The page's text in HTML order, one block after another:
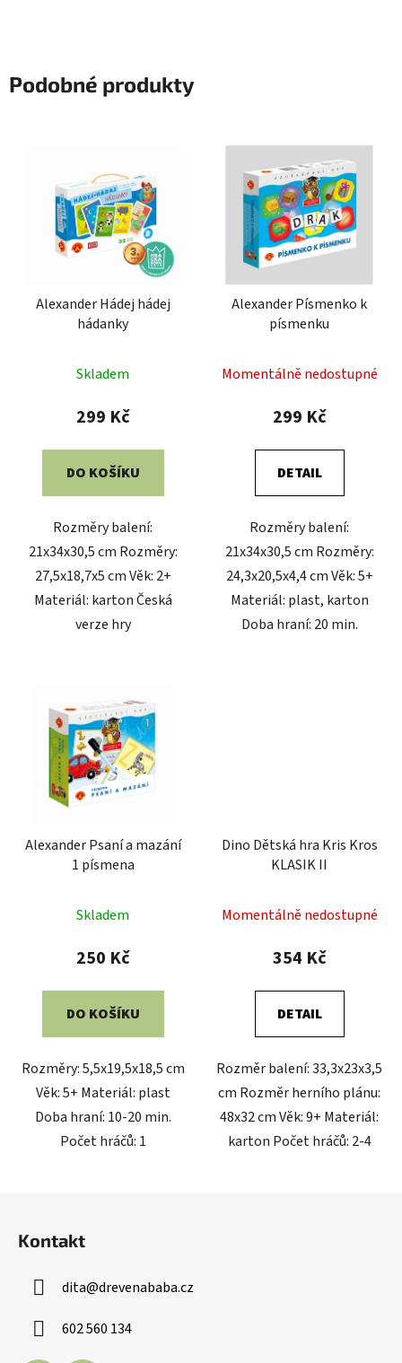
Podobné produkty
Alexander Hádej hádej
hádanky
Skladem
299 Kč
DO KOŠÍKU
Rozměry balení:
21x34x30,5 cm Rozměry:
27,5x18,7x5 cm Věk: 2+
Materiál: karton Česká
verze hry
Alexander Písmenko k
písmenku
Momentálně nedostupné
299 Kč
DETAIL
Rozměry balení:
21x34x30,5 cm Rozměry:
24,3x20,5x4,4 cm Věk: 5+
Materiál: plast, karton
Doba hraní: 20 min.
Alexander Psaní a mazání
1 písmena
Skladem
250 Kč
DO KOŠÍKU
Rozměry: 5,5x19,5x18,5 cm
Věk: 5+ Materiál: plast
Doba hraní: 10-20 min.
Počet hráčů: 1
Dino Dětská hra Kris Kros
KLASIK II
Momentálně nedostupné
354 Kč
DETAIL
Rozměr balení: 33,3x23x3,5
cm Rozměr herního plánu:
48x32 cm Věk: 9+ Materiál:
karton Počet hráčů: 2-4
Kontakt
dita@drevenababa.cz
602 560 134